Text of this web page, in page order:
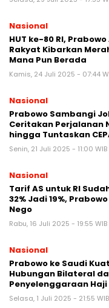
Nasional
HUT ke-80 RI,
Rakyat Kibarkan
Mana Pun Berada
Kamis, 24 Juli 2025 - 07:44
Nasional
Prabowo Sambangi
Ceritakan Perjalanan
hingga Tuntaskan
Senin, 21 Juli 2025 - 11:00 WIB
Nasional
Tarif AS untuk RI
32% Jadi 19%,
Nego
Rabu, 16 Juli 2025 - 19:55 WIB
Nasional
Prabowo ke Saudi
Hubungan Bilateral
Penyelenggaraan Haji
Selasa, 1 Juli 2025 - 21:55 WIB